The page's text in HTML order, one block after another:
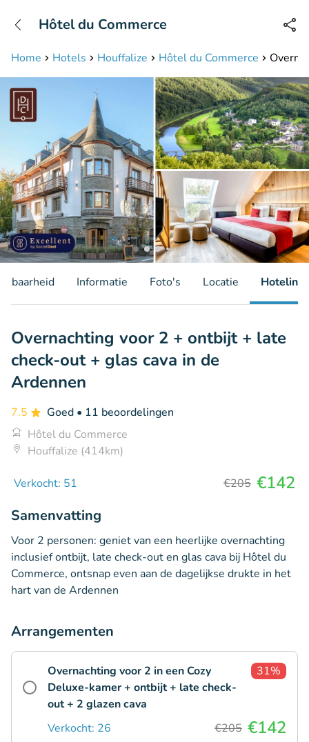
Bereikbaar tot 23:00 uur
Home Hotels Houffalize Hôtel du Commerce
Hôtel du Commerce
Informatie Foto's Locatie Hotelinfo
Overnachting voor 2 + ontbijt + late
check-out + glas cava in de
Ardennen
7.5 Goed • 11 beoordelingen
Hôtel du Commerce
Houffalize (414km)
Verkocht: 51 €205 €142
Samenvatting
Voor 2 personen: geniet van een heerlijke overnachting
inclusief ontbijt, late check-out en glas cava bij Hôtel du
Commerce, ontsnap even aan de dagelijkse drukte in het
hart van de Ardennen
Arrangementen
Overnachting voor 2 in een Cozy
Deluxe-kamer + ontbijt + late check-
out + 2 glazen cava
31%
Verkocht: 26 €205 €142